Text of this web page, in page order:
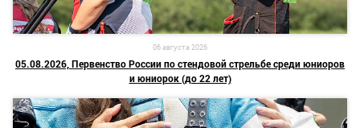
06 августа 2026
05.08.2026, Первенство России по стендовой стрельбе среди юниоров
и юниорок (до 22 лет)